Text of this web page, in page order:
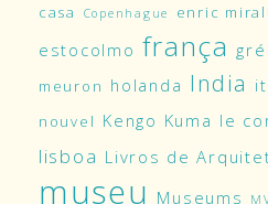
casa Copenhague enric
estocolmo frança
meuron holanda India
nouvel Kengo Kuma le
lisboa Livros de
museu Museums